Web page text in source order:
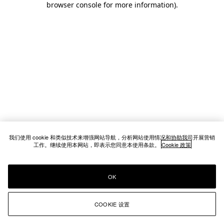
browser console for more information).
我们使用 cookie 和类似技术来增强网站导航，分析网站使用情况和协助我司开展营销
工作。继续使用本网站，即表示您同意本使用条款。 Cookie 政策
COOKIE 设置
OK